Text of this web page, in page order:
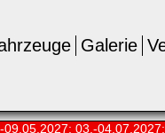
Galerie
03.-